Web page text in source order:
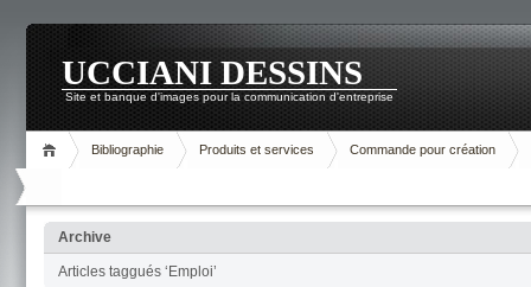
UCCIANI DESSINS
Site et banque d'images pour la communication d'entreprise
Bibliographie Produits et services Commande pour création
Archive
Articles taggués ‘Emploi’